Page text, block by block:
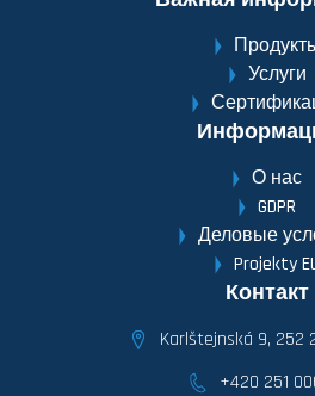
Услуги
О нас
GDPR
Деловые
Projekty
Контакт
Karlštejnská 9, 252
+420 251